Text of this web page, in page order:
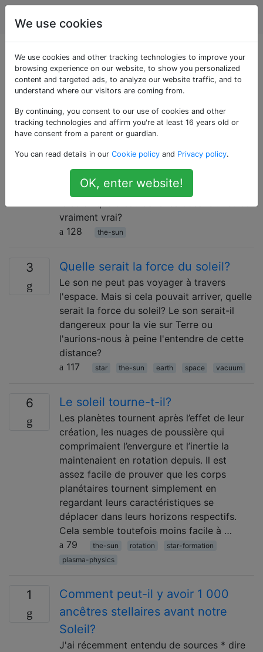
Astronomie
Questions marquées
«the-sun»
Questions concernant l'étoile la plus proche de la
Terre, au centre du système solaire.
2
Combien d'or y a-t-il dans notre
soleil?
XKCD 1944 affirme qu'il y a "plus d'or dans
vraiment vrai?
128
the-sun
3 Quelle serait la force du soleil?
Le son ne peut pas voyager à travers
l'espace. Mais si cela pouvait arriver, quelle
serait la force du soleil? Le son serait-il
dangereux pour la vie sur Terre ou
l'aurions-nous à peine l'entendre de cette
distance?
117
star the-sun earth space vacuum
6 Le soleil tourne-t-il?
Les planètes tournent après l’effet de leur
création, les nuages ​​de poussière qui
comprimaient l’envergure et l’inertie la
maintenaient en rotation depuis. Il est
assez facile de prouver que les corps
planétaires tournent simplement en
regardant leurs caractéristiques se
déplacer dans leurs horizons respectifs.
Cela semble toutefois moins facile à …
79
the-sun rotation
star-formation
plasma-physics
1
Comment peut-il y avoir 1 000
ancêtres stellaires avant notre
Soleil?
J'ai récemment entendu de sources * dire
We use cookies
We use cookies and other tracking technologies to improve your
browsing experience on our website, to show you personalized
content and targeted ads, to analyze our website traffic, and to
understand where our visitors are coming from.
By continuing, you consent to our use of cookies and other
tracking technologies and affirm you're at least 16 years old or
have consent from a parent or guardian.
You can read details in our Cookie policy and Privacy policy.
OK, enter website!